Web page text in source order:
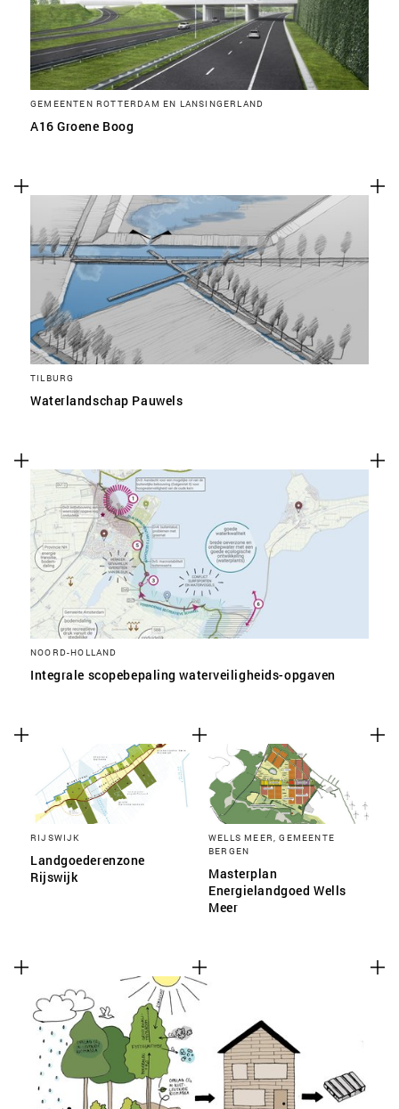
GEMEENTEN ROTTERDAM EN LANSINGERLAND
A16 Groene Boog
TILBURG
Waterlandschap Pauwels
NOORD-HOLLAND
Integrale scopebepaling waterveiligheids-opgaven
RIJSWIJK
Landgoederenzone
Rijswijk
WELLS MEER, GEMEENTE
BERGEN
Masterplan
Energielandgoed Wells
Meer